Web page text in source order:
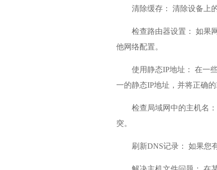
清除缓存： 清除设备上
检查路由器设置： 如果
他网络配置。
使用静态IP地址： 在一
一的静态IP地址，并将正确
检查局域网中的主机名
突。
刷新DNS记录： 如果您